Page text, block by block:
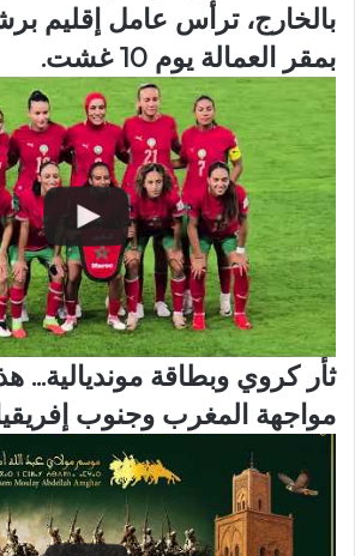
بالخارج، ترأس عامل إقليم
بمقر العمالة يوم 10 غشت.
ثأر كروي وبطاقة مونديالية...
مواجهة المغرب وجنوب